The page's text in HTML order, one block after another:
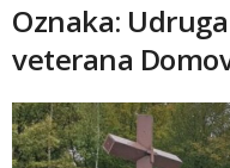
Oznaka:
veterana